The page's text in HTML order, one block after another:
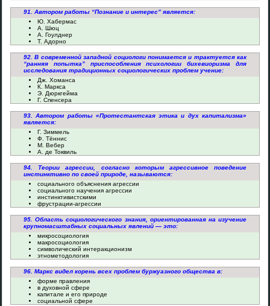
91. Автором работы “Познание и интерес” является:
Ю. Хабермас
А. Шюц
А. Гоулднер
Т. Адорно
92. В современной западной социологи понимается и трактуется как
“ранняя попытка” приспособления психологии бихевиоризма для
исследования традиционных социологических проблем учение:
Дж. Хоманса
К. Маркса
Э. Дюркгейма
Г. Спенсера
93. Автором работы «Протестантская этика и дух капитализма»
является:
Г. Зиммель
Ф. Тённис
М. Вебер
А. де Токвиль
94. Теории агрессии, согласно которым агрессивное поведение
инстинктивно по своей природе, называются:
социального объяснения агрессии
социального научения агрессии
инстинктивистскими
фрустрации-агрессии
95. Область социологического знания, ориентированная на изучение
крупномасштабных социальных явлений — это:
микросоциология
макросоциология
символический интеракционизм
этнометодология
96. Маркс видел корень всех проблем буржуазного общества в:
форме правления
в духовной сфере
капитале и его природе
социальной сфере